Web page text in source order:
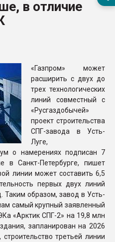
ситуацией на
в отличие
«Газпром» может
расширить с двух до
трех технологических
линий совместный с
«Русгаздобычей»
проект строительства
СПГ-завода в Усть-
Луге,
о намерениях подписан 7
в Санкт-Петербурге, пишет
линии может составить 6,5
первых двух линий
Таким образом, завод в Усть-
самый крупный заявленный
«Арктик СПГ-2» на 19,8 млн
запланирован на 2026
третьей линии